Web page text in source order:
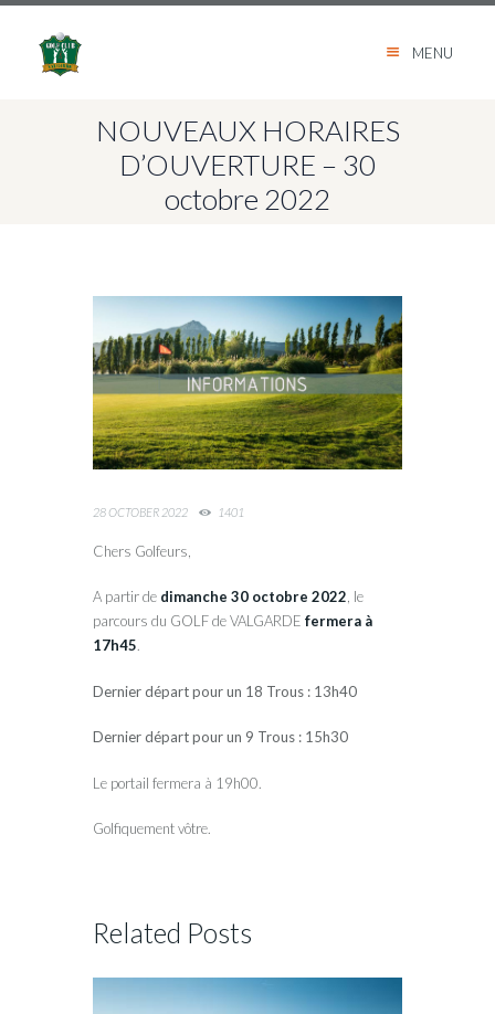
MENU
NOUVEAUX HORAIRES
D’OUVERTURE – 30
octobre 2022
28 OCTOBER 2022 1401
Chers Golfeurs,
A partir de dimanche 30 octobre 2022 , le
parcours du GOLF de VALGARDE fermera à
17h45.
Dernier départ pour un 18 Trous : 13h40
Dernier départ pour un 9 Trous : 15h30
Le portail fermera à 19h00.
Golfiquement vôtre.
Related Posts